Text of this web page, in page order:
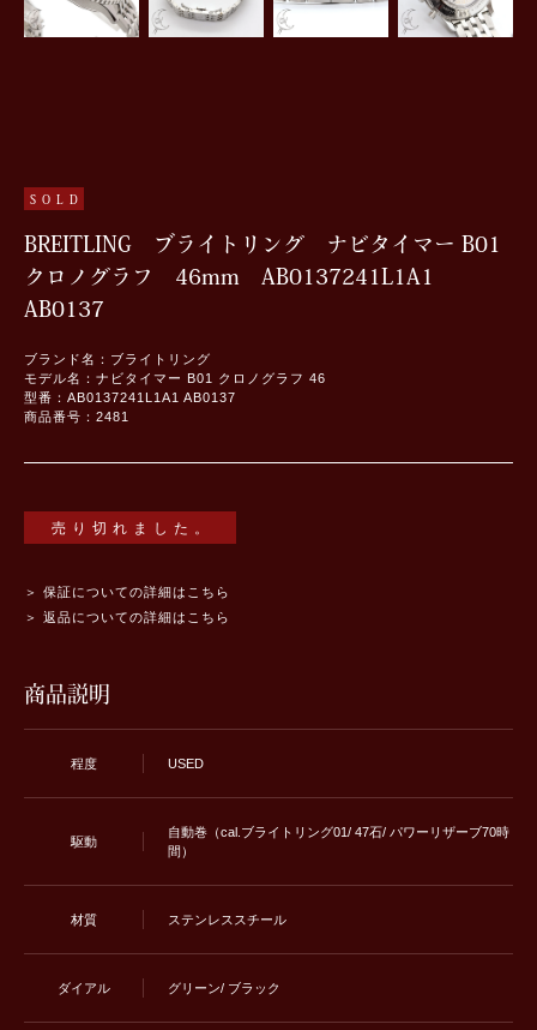
SOLD
BREITLING ブライトリング ナビタイマー B01
クロノグラフ 46mm AB0137241L1A1
AB0137
ブランド名：ブライトリング
モデル名：ナビタイマー B01 クロノグラフ 46
型番：AB0137241L1A1 AB0137
商品番号：2481
売り切れました。
＞ 保証についての詳細はこちら
＞ 返品についての詳細はこちら
商品説明
程度 USED
駆動
自動巻（cal.ブライトリング01/ 47石/ パワーリザーブ70時
間）
材質 ステンレススチール
ダイアル グリーン/ ブラック